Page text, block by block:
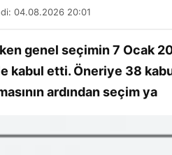
04.08.2026 20:01
genel seçimin 7 Ocak
kabul etti. Öneriye 38
ardından seçim ya